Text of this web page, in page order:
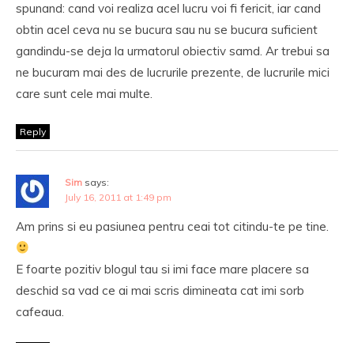
spunand: cand voi realiza acel lucru voi fi fericit, iar cand
obtin acel ceva nu se bucura sau nu se bucura suficient
gandindu-se deja la urmatorul obiectiv samd. Ar trebui sa
ne bucuram mai des de lucrurile prezente, de lucrurile mici
care sunt cele mai multe.
Reply
Sim says:
July 16, 2011 at 1:49 pm
Am prins si eu pasiunea pentru ceai tot citindu-te pe tine.
E foarte pozitiv blogul tau si imi face mare placere sa
deschid sa vad ce ai mai scris dimineata cat imi sorb
cafeaua.